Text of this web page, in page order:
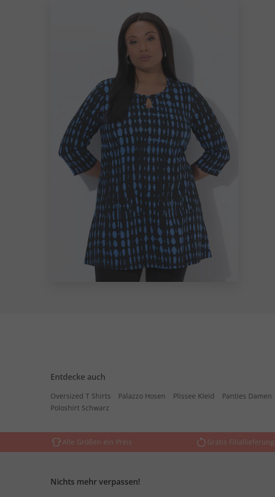
Entdecke auch
Oversized T Shirts Palazzo Hosen Plissee Kleid Panties Damen
Poloshirt Schwarz
Alle Größen ein Preis Gratis Filiallieferung
Nichts mehr verpassen!